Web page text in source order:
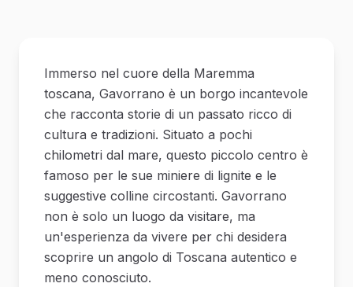
Immerso nel cuore della Maremma
toscana, Gavorrano è un borgo incantevole
che racconta storie di un passato ricco di
cultura e tradizioni. Situato a pochi
chilometri dal mare, questo piccolo centro è
famoso per le sue miniere di lignite e le
suggestive colline circostanti. Gavorrano
non è solo un luogo da visitare, ma
un'esperienza da vivere per chi desidera
scoprire un angolo di Toscana autentico e
meno conosciuto.